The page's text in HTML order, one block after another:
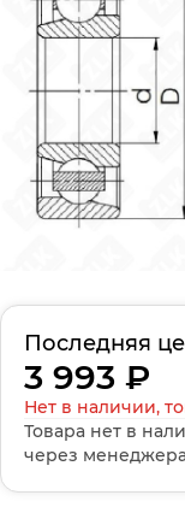
Последняя
3 993 ₽
Нет в наличии,
Товара нет в
через менеджера